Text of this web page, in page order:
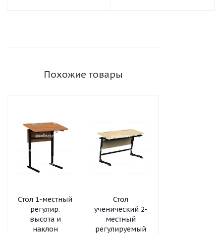
Похожие товары
Стол 1-местный
регулир.
высота и
наклон
Стол
ученический 2-
местный
регулируемый